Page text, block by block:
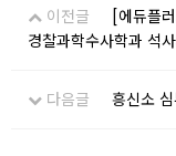
이전글
[에듀플
경찰과학수사학과 석
다음글
흥신소